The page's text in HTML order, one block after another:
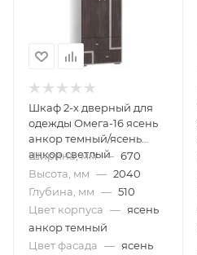
Шкаф 2-х дверный для
одежды Омега-16 ясень
анкор темный/ясень
анкор светлый
Ширина, мм — 670
Высота, мм — 2040
Глубина, мм — 510
Цвет корпуса — ясень
анкор темный
Цвет фасада — ясень